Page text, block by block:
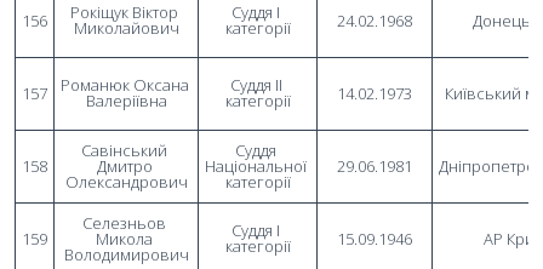
156 Рокіщук Віктор
Миколайович
Суддя I
категорії 24.02.1968
157 Романюк Оксана
Валеріївна
Суддя II
категорії 14.02.1973 Київський
158
Савінський
Дмитро
Олександрович
Суддя
Національної
категорії
29.06.1981
159
Селезньов
Микола
Володимирович
Суддя I
категорії 15.09.1946 АР